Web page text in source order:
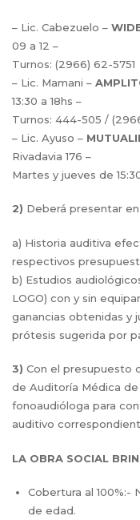
– Lic. Cabezuelo –
09 a 12 –
Turnos: (2966) 62-5751
– Lic. Mamani –
13:30 a 18hs –
Turnos: 444-505 /
– Lic. Ayuso –
Rivadavia 176 –
Martes y jueves de
2) Deberá presentar
a) Historia auditiva
respectivos
b) Estudios
LOGO) con y sin
ganancias obtenidas y
prótesis sugerida por
3) Con el presupuesto
de Auditoría Médica de
fonoaudióloga para
auditivo
LA OBRA SOCIAL
Cobertura al 100%:-
de edad.